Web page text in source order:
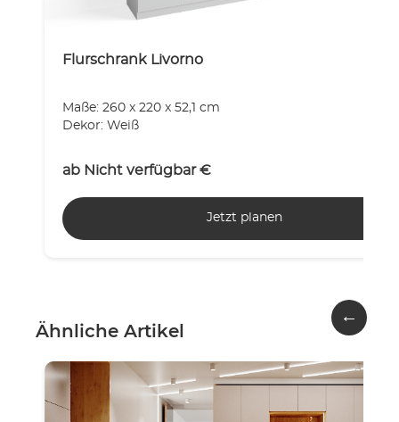
Flurschrank Livorno
Maße: 260 x 220 x 52,1 cm
Dekor: Weiß
ab Nicht verfügbar €
Jetzt planen
Ähnliche Artikel
←